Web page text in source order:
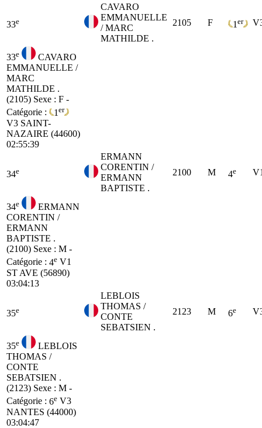
33e
CAVARO
EMMANUELLE
/ MARC
MATHILDE .
2105 F 1 er
33e
CAVARO
EMMANUELLE /
MARC
MATHILDE .
(2105) Sexe : F -
Catégorie :
1 er
V3 SAINT-
NAZAIRE (44600)
02:55:39
34e
ERMANN
CORENTIN /
ERMANN
BAPTISTE .
2100 M 4e
34e
ERMANN
CORENTIN /
ERMANN
BAPTISTE .
(2100) Sexe : M -
Catégorie : 4e V1
ST AVE (56890)
03:04:13
35e
LEBLOIS
THOMAS /
CONTE
SEBATSIEN .
2123 M 6e
35e
LEBLOIS
THOMAS /
CONTE
SEBATSIEN .
(2123) Sexe : M -
Catégorie : 6e V3
NANTES (44000)
03:04:47